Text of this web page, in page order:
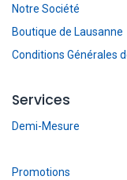
Notre Société
Boutique de Lausanne
Conditions Générales
Services
Demi-Mesure
Promotions